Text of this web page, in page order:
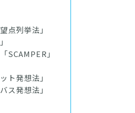
法」
」
法」
発想法」